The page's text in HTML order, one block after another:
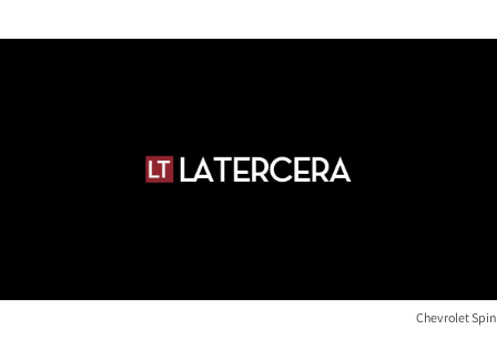
Chevrolet Spin